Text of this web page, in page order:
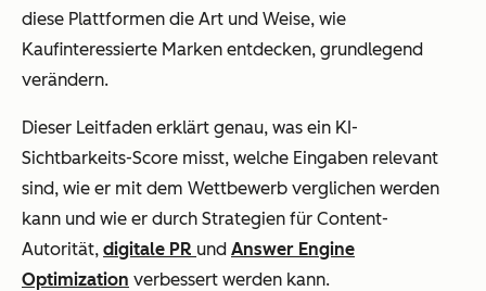
diese Plattformen die Art und Weise, wie
Kaufinteressierte Marken entdecken, grundlegend
verändern.
Dieser Leitfaden erklärt genau, was ein KI-
Sichtbarkeits-Score misst, welche Eingaben relevant
sind, wie er mit dem Wettbewerb verglichen werden
kann und wie er durch Strategien für Content-
Autorität, digitale PR und Answer Engine
Optimization verbessert werden kann.